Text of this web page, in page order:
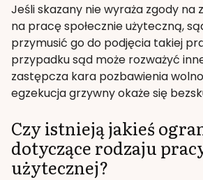
Jeśli skazany nie wyraża zgody na
na pracę społecznie użyteczną,
przymusić go do podjęcia takiej
przypadku sąd może rozważyć
zastępcza kara pozbawienia
egzekucja grzywny okaże się
Czy istnieją jakieś
dotyczące rodzaju
użytecznej?